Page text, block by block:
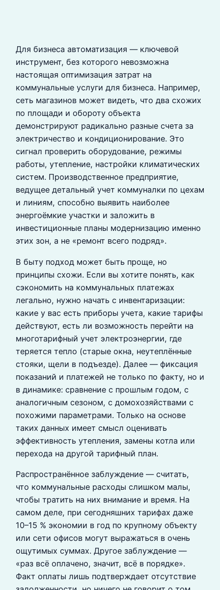
Для бизнеса автоматизация — ключевой
инструмент, без которого невозможна
настоящая оптимизация затрат на
коммунальные услуги для бизнеса. Например,
сеть магазинов может видеть, что два схожих
по площади и обороту объекта
демонстрируют радикально разные счета за
электричество и кондиционирование. Это
сигнал проверить оборудование, режимы
работы, утепление, настройки климатических
систем. Производственное предприятие,
ведущее детальный учет коммуналки по цехам
и линиям, способно выявить наиболее
энергоёмкие участки и заложить в
инвестиционные планы модернизацию именно
этих зон, а не «ремонт всего подряд».
В быту подход может быть проще, но
принципы схожи. Если вы хотите понять, как
сэкономить на коммунальных платежах
легально, нужно начать с инвентаризации:
какие у вас есть приборы учета, какие тарифы
действуют, есть ли возможность перейти на
многотарифный учет электроэнергии, где
теряется тепло (старые окна, неутеплённые
стояки, щели в подъезде). Далее — фиксация
показаний и платежей не только по факту, но и
в динамике: сравнение с прошлым годом, с
аналогичным сезоном, с домохозяйствами с
похожими параметрами. Только на основе
таких данных имеет смысл оценивать
эффективность утепления, замены котла или
перехода на другой тарифный план.
Распространённое заблуждение — считать,
что коммунальные расходы слишком малы,
чтобы тратить на них внимание и время. На
самом деле, при сегодняшних тарифах даже
10–15 % экономии в год по крупному объекту
или сети офисов могут выражаться в очень
ощутимых суммах. Другое заблуждение —
«раз всё оплачено, значит, всё в порядке».
Факт оплаты лишь подтверждает отсутствие